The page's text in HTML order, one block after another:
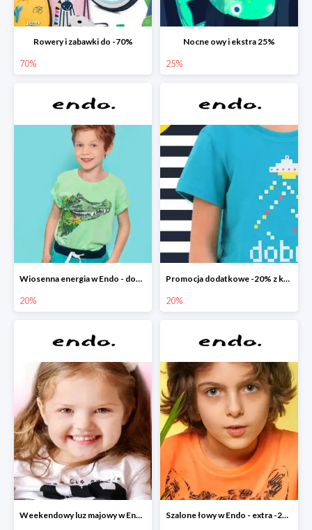
Rowery i zabawki do -70%
70%
Nocne owy i ekstra 25%
25%
Wiosenna energia w Endo - dodatkowe -20%
20%
Promocja dodatkowe -20% z kodem
20%
Weekendowy luz majowy w Endo - dodatkowe -20% na wszystko Szalone łowy w Endo - extra -25% na nowości